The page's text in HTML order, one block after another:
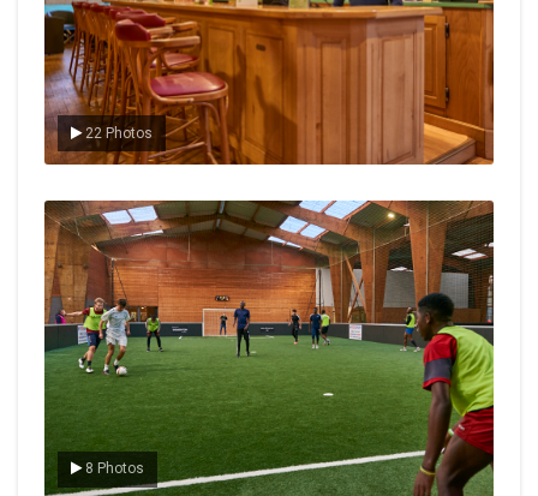
22 Photos
8 Photos
Le foot en salle